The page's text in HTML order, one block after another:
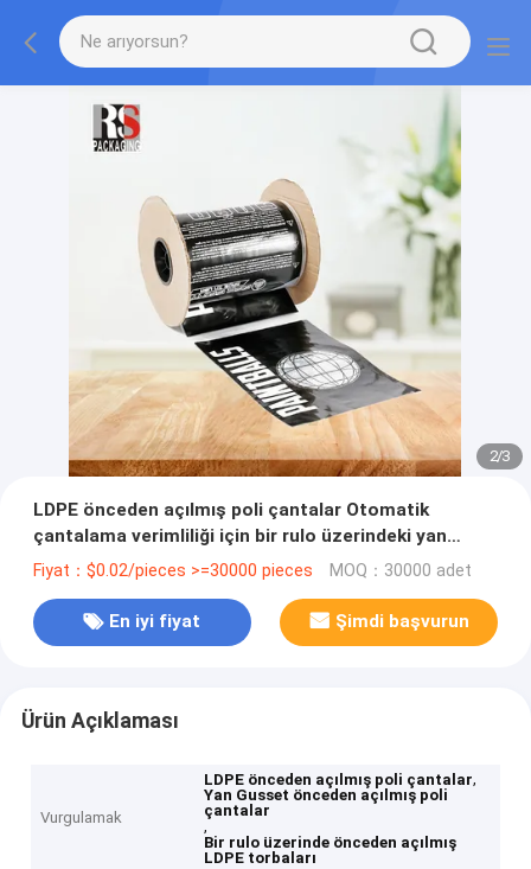
2/3
LDPE önceden açılmış poli çantalar Otomatik
çantalama verimliliği için bir rulo üzerindeki yan
kaseti
Fiyat：$0.02/pieces >=30000 pieces MOQ：30000 adet
En iyi fiyat Şimdi başvurun
Ürün Açıklaması
Vurgulamak
LDPE önceden açılmış poli çantalar,
Yan Gusset önceden açılmış poli
çantalar
,
Bir rulo üzerinde önceden açılmış
LDPE torbaları